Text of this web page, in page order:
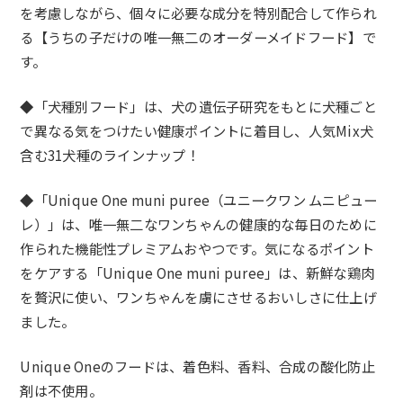
を考慮しながら、個々に必要な成分を特別配合して作られ
る【うちの子だけの唯一無二のオーダーメイドフード】で
す。
◆「犬種別フード」は、犬の遺伝子研究をもとに犬種ごと
で異なる気をつけたい健康ポイントに着目し、人気Mix犬
含む31犬種のラインナップ！
◆「Unique One muni puree （ユニークワン ムニピュー
レ）」は、唯一無二なワンちゃんの健康的な毎日のために
作られた機能性プレミアムおやつです。気になるポイント
をケアする「Unique One muni puree 」は、新鮮な鶏肉
を贅沢に使い、ワンちゃんを虜にさせるおいしさに仕上げ
ました。
Unique Oneのフードは、着色料、香料、合成の酸化防止
剤は不使用。